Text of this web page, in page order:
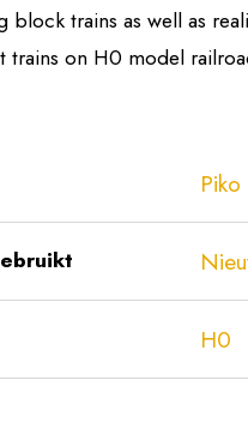
block trains as well as
trains on H0 model
Piko
H0